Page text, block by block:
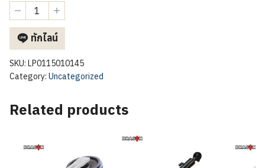
Boom
Cylinder
Purchase
Parts
[LP0115010145]
quantity
ทักไลน์
SKU: LP0115010145
Category: Uncategorized
Related products